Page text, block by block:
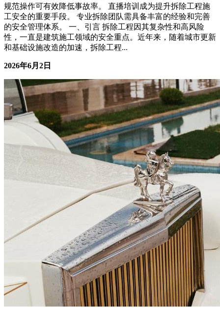
日式搬家为什么贵？它卖的是时间、安心和细节
搞钱副业
核心摘要 日式搬家价格较高，主要因为其提供精细化服务、
专业团队和全程安心保障。 服务内容包括从物品整理到搬
运、安装的一站式解决方案。 特别适合重视物品保护和搬家
体验的用户。 一、引言 近年来，日式搬家逐渐在国内市场受
到关注，但其高昂的价格也让不少消费者犹豫。究竟是什么原
因让日式搬家如此“贵”？本文将深...
2026年6月19日